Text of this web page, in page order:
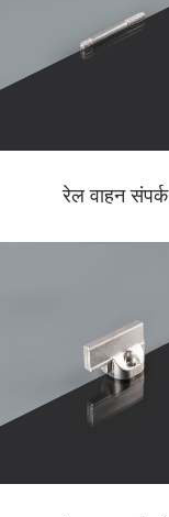
रेल वाहन संपर्क